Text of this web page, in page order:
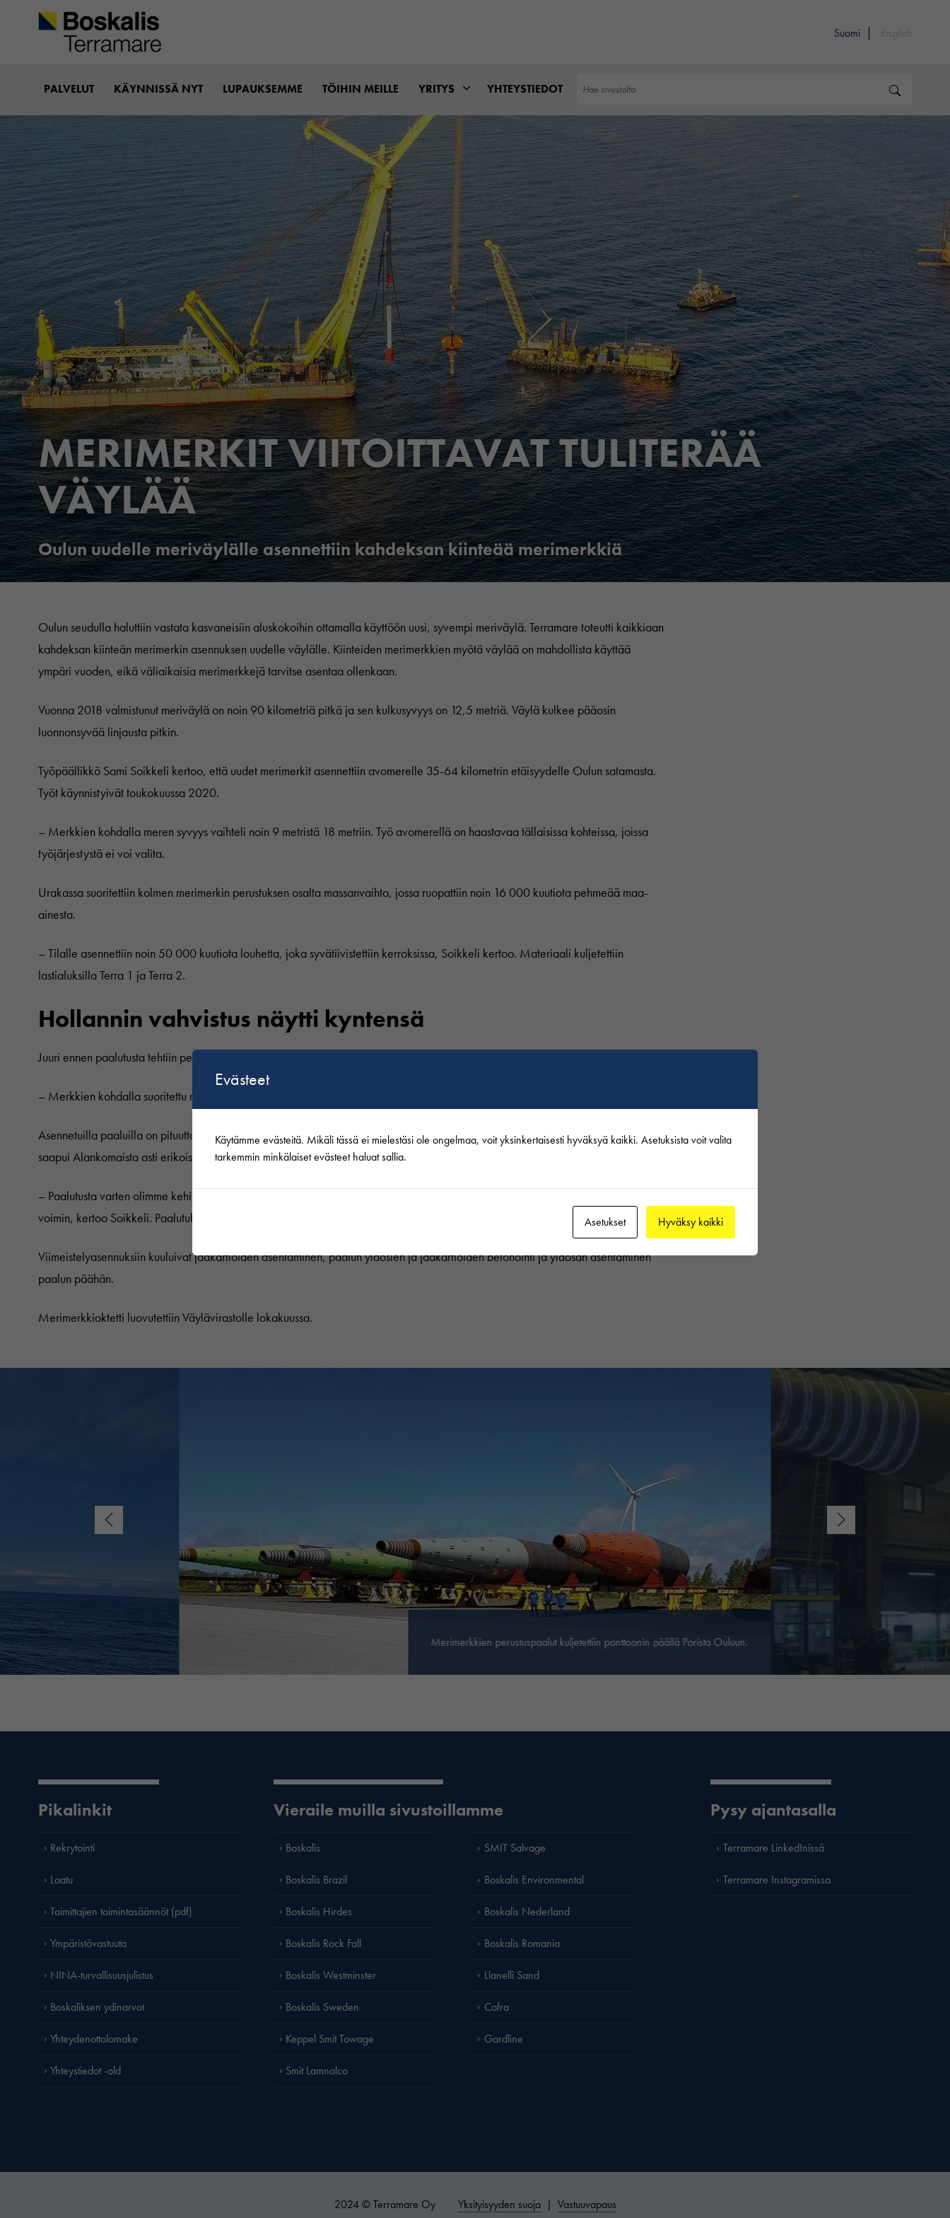
Boskalis-terramare
Suomi
English
PALVELUT KÄYNNISSÄ NYT LUPAUKSEMME TÖIHIN MEILLE YRITYS YHTEYSTIEDOT Hae
MERIMERKIT VIITOITTAVAT TULITERÄÄ
VÄYLÄÄ
Oulun uudelle meriväylälle asennettiin kahdeksan kiinteää merimerkkiä
Oulun seudulla haluttiin vastata kasvaneisiin aluskokoihin ottamalla käyttöön uusi, syvempi meriväylä. Terramare toteutti kaikkiaan
kahdeksan kiinteän merimerkin asennuksen uudelle väylälle. Kiinteiden merimerkkien myötä väylää on mahdollista käyttää
ympäri vuoden, eikä väliaikaisia merimerkkejä tarvitse asentaa ollenkaan.
Vuonna 2018 valmistunut meriväylä on noin 90 kilometriä pitkä ja sen kulkusyvyys on 12,5 metriä. Väylä kulkee pääosin
luonnonsyvää linjausta pitkin.
Työpäällikkö Sami Soikkeli kertoo, että uudet merimerkit asennettiin avomerelle 35-64 kilometrin etäisyydelle Oulun satamasta.
Työt käynnistyivät toukokuussa 2020.
– Merkkien kohdalla meren syvyys vaihteli noin 9 metristä 18 metriin. Työ avomerellä on haastavaa tällaisissa kohteissa, joissa
työjärjestystä ei voi valita.
Urakassa suoritettiin kolmen merimerkin perustuksen osalta massanvaihto, jossa ruopattiin noin 16 000 kuutiota pehmeää maa-
ainesta.
– Tilalle asennettiin noin 50 000 kuutiota louhetta, joka syvätiivistettiin kerroksissa, Soikkeli kertoo. Materiaali kuljetettiin
lastialuksilla Terra 1 ja Terra 2.
Hollannin vahvistus näytti kyntensä
Juuri ennen paalutusta tehtiin pehmitysporausta ja pehmitysräjäytyksiä lohkareiden rikkomiseksi ja perusmaan pehmittämiseksi.
– Merkkien kohdalla suoritettu räjäytys rikkoi kivet ja pehmitti merenpohjan moreenia, kuvailee Soikkeli.
Asennetuilla paaluilla on pituutta 28-41 metriä ja painoa 91-207 tonnia. Paalutukset tehtiin uivalla nosturilla Taklift 4:llä, joka
saapui Alankomaista asti erikoiskeikalle.
– Paalutusta varten olimme kehittäneet uudenlaisen työmenetelmän, joka mahdollisti ison paalun asentamisen vain yhden nosturin
voimin, kertoo Soikkeli. Paalutuksen jälkeen paalut täytettiin hiekalla ja tehtiin loput asennustyöt.
Viimeistelyasennuksiin kuuluivat jääkartioiden asentaminen, paalun yläosien ja jääkartioiden betonointi ja yläosan asentaminen
paalun päähän.
Merimerkkioktetti luovutettiin Väylävirastolle lokakuussa.
Merimerkkien perustuspaalut kuljetettiin ponttoonin päällä Porista Ouluun.
Jaa sivu
Jaa FacebookissaJaa TwitterissäJaa LinkedInissäJaa WhatsAppissa
Pikalinkit
Rekrytointi
Laatu
Toimittajien toimintasäännöt (pdf)
Ympäristövastuuta
NINA-turvallisuusjulistus
Boskaliksen ydinarvot
Yhteydenottolomake
Yhteystiedot -old
Vieraile muilla sivustoillamme
Boskalis SMIT Salvage
Boskalis Brazil Boskalis Environmental
Boskalis Hirdes Boskalis Nederland
Boskalis Rock Fall Boskalis Romania
Boskalis Westminster Llanelli Sand
Boskalis Sweden Cofra
Keppel Smit Towage Gardline
Smit Lamnalco
Pysy ajantasalla
Terramare LinkedInissä
Terramare Instagramissa
2024 © Terramare Oy Yksityisyyden suoja| Vastuuvapaus
Evästeet
Käytämme evästeitä. Mikäli tässä ei mielestäsi ole ongelmaa, voit yksinkertaisesti hyväksyä kaikki. Asetuksista voit valita
tarkemmin minkälaiset evästeet haluat sallia.
Asetukset Hyväksy kaikki